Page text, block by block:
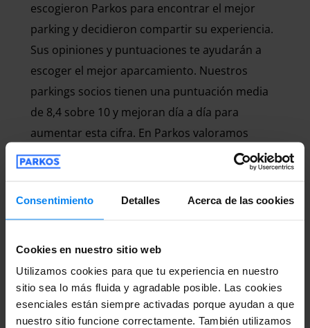
Consentimiento Detalles Acerca de las cookies
Cookies en nuestro sitio web
Utilizamos cookies para que tu experiencia en nuestro
sitio sea lo más fluida y agradable posible. Las cookies
esenciales están siempre activadas porque ayudan a que
nuestro sitio funcione correctamente. También utilizamos
escogieron Parkos para encontrar el mejor
parking y decidieron compartir su experiencia.
Sus opiniones y puntuaciones te ayudarán a
escoger el mejor aparcamiento. Nuestros
parkings socios tienen una puntuación media
de 8,4 sobre 10 y mejoran día a día para
aumentar esta cifra. En Parkos valoramos
muchísimo lo que nuestros clientes tengan que
decir, ya que no solo ayudan a otras personas
que quieren aparcar, sino que también nos
ayudan a nosotros a mejorar nuestro servicio y
Parkings Shuttle y valet